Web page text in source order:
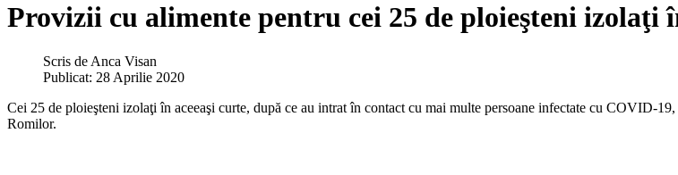
Provizii cu alimente pentru cei 25 de ploieşteni izolaţi
Scris de Anca Visan
Publicat: 28 Aprilie 2020
Cei 25 de ploieşteni izolaţi în aceeaşi curte, după ce au intrat în contact cu mai multe persoane infectate cu COVID-
Romilor.